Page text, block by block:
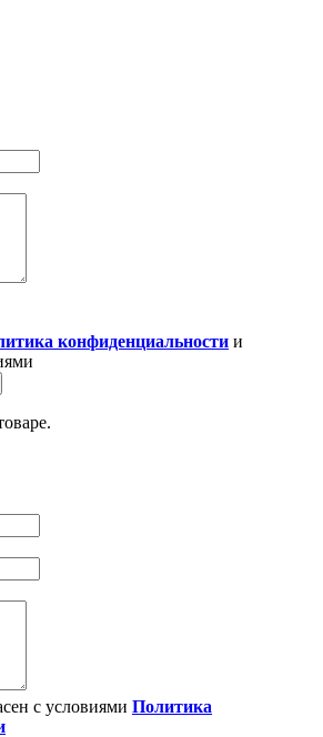
конфиденциальности и
с условиями Политика